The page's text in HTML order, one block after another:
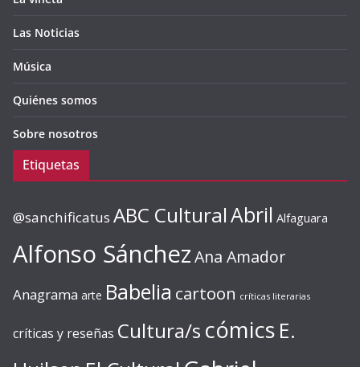
Las Noticias
Música
Quiénes somos
Sobre nosotros
Etiquetas
@sanchificatus ABC CulturalAbril Alfaguara
Alfonso SánchezAna Amador
Anagrama arte Babelia cartoon críticas literarias
críticas y reseñas Cultura/s cómics E.